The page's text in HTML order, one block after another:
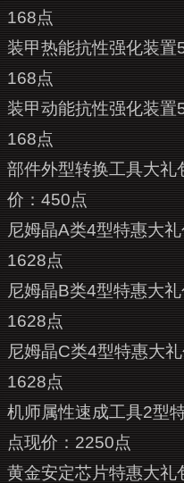
168点
装甲热能抗性强化装
168点
装甲动能抗性强化装
168点
部件外型转换工具大礼
价：450点
尼姆晶A类4型特惠大
1628点
尼姆晶B类4型特惠大
1628点
尼姆晶C类4型特惠大
1628点
机师属性速成工具2型
点现价：2250点
黄金安定芯片特惠大礼